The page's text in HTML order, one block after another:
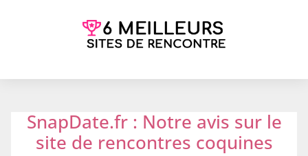
SnapDate.fr : Notre avis sur le
site de rencontres coquines